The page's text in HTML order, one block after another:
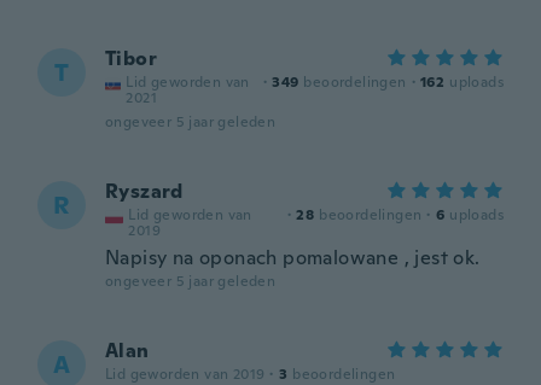
T Tibor
Lid geworden van
2021
· 349 beoordelingen · 162 uploads
ongeveer 5 jaar geleden
R Ryszard
Lid geworden van
2019
· 28 beoordelingen · 6 uploads
Napisy na oponach pomalowane , jest ok.
ongeveer 5 jaar geleden
A Alan
Lid geworden van 2019 · 3 beoordelingen